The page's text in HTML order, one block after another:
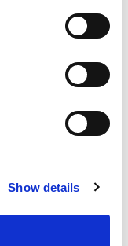
Show details